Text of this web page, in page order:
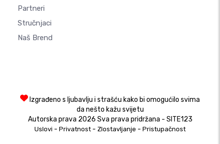
Partneri
Stručnjaci
Naš Brend
Izgrađeno s ljubavlju i strašću kako bi omogućilo svima
da nešto kažu svijetu
Autorska prava 2026 Sva prava pridržana - SITE123
Uslovi - Privatnost - Zlostavljanje - Pristupačnost